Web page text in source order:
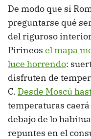
De modo que si
preguntarse qué
del riguroso
Pirineos el mapa
luce horrendo:
disfruten de
C. Desde Moscú
temperaturas caerá
debajo de lo
repuntes en el